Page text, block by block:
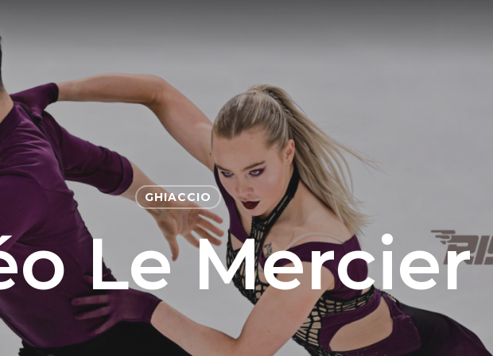
GHIACCIO
Le Mercier